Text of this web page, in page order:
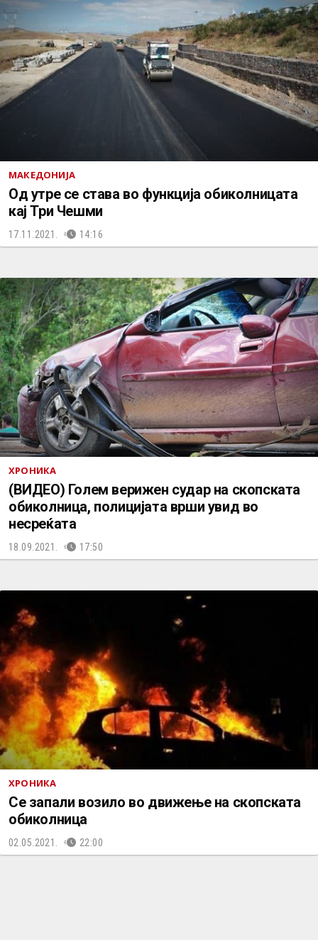
МАКЕДОНИЈА
Од утре се става во функција обиколницата
кај Три Чешми
17.11.2021. 14:16
ХРОНИКА
(ВИДЕО) Голем верижен судар на скопската
обиколница, полицијата врши увид во
несреќата
18.09.2021. 17:50
ХРОНИКА
Се запали возило во движење на скопската
обиколница
02.05.2021. 22:00